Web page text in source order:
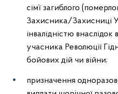
сім’ї загиблого
Захисника/Захисниці
інвалідністю
учасника Революції
бойових дій чи війни;
призначення